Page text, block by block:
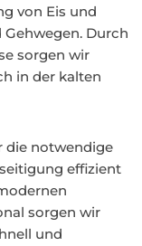
von Eis und
Gehwegen. Durch
sorgen wir
in der kalten
die notwendige
effizient
sorgen wir
und